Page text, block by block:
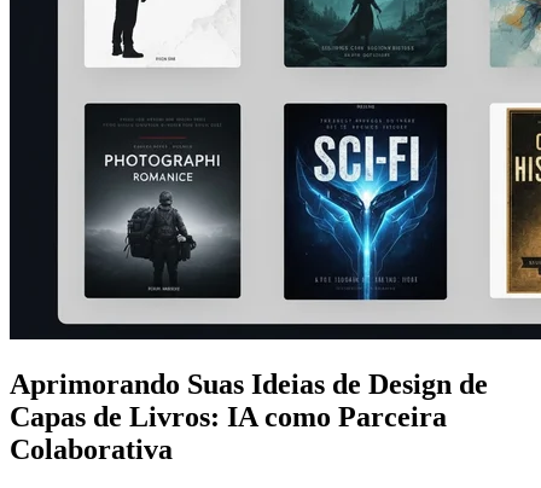
Aprimorando Suas Ideias de Design de
Capas de Livros: IA como Parceira
Colaborativa